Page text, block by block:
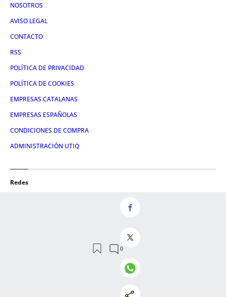
NOSOTROS
AVISO LEGAL
CONTACTO
RSS
POLÍTICA DE PRIVACIDAD
POLÍTICA DE COOKIES
EMPRESAS CATALANAS
EMPRESAS ESPAÑOLAS
CONDICIONES DE COMPRA
ADMINISTRACIÓN UTIQ
Redes